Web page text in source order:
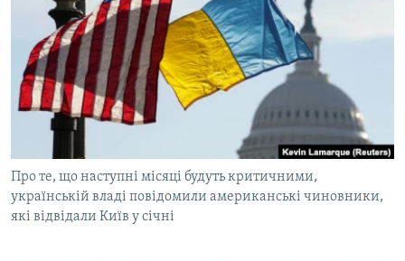
ДЕПОРТАЦІЯ
ВІДЕОУРОКИ «ELIFBE»
СВІДЧЕННЯ ОКУПАЦІЇ
УКРАЇНСЬКА ПРОБЛЕМА КРИМУ
ІНФОГРАФІКА
ЯК ОБІЙТИ БЛОКУВАННЯ
Русский
Qırımtatar
ДОЛУЧАЙСЯ!
Про те, що наступні місяці будуть критичними,
українській владі повідомили американські чиновники,
які відвідали Київ у січні